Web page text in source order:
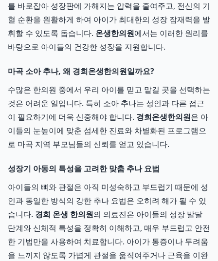
를 바로잡아 성장판에 가해지는 압력을 줄여주고, 전신의 기
혈 순환을 원활하게 하여 아이가 최대한의 성장 잠재력을 발
휘할 수 있도록 돕습니다. 온생한의원에서는 이러한 원리를
바탕으로 아이들의 건강한 성장을 지원합니다.
마곡 소아 추나, 왜 경희온생한의원일까요?
수많은 한의원 중에서 우리 아이를 믿고 맡길 곳을 선택하는
것은 어려운 일입니다. 특히 소아 추나는 성인과 다른 접근
이 필요하기에 더욱 신중해야 합니다. 경희온생한의원은 아
이들의 눈높이에 맞춘 섬세한 진료와 차별화된 프로그램으
로 마곡 지역 부모님들의 신뢰를 얻고 있습니다.
성장기 아동의 특성을 고려한 맞춤 추나 요법
아이들의 뼈와 관절은 아직 미성숙하고 부드럽기 때문에 성
인과 동일한 방식의 강한 추나 요법은 오히려 해가 될 수 있
습니다. 경희 온생 한의원의 의료진은 아이들의 성장 발달
단계와 신체적 특성을 정확히 이해하고, 매우 부드럽고 안전
한 기법만을 사용하여 치료합니다. 아이가 통증이나 두려움
을 느끼지 않도록 가볍게 관절을 움직여주거나 근육을 이완